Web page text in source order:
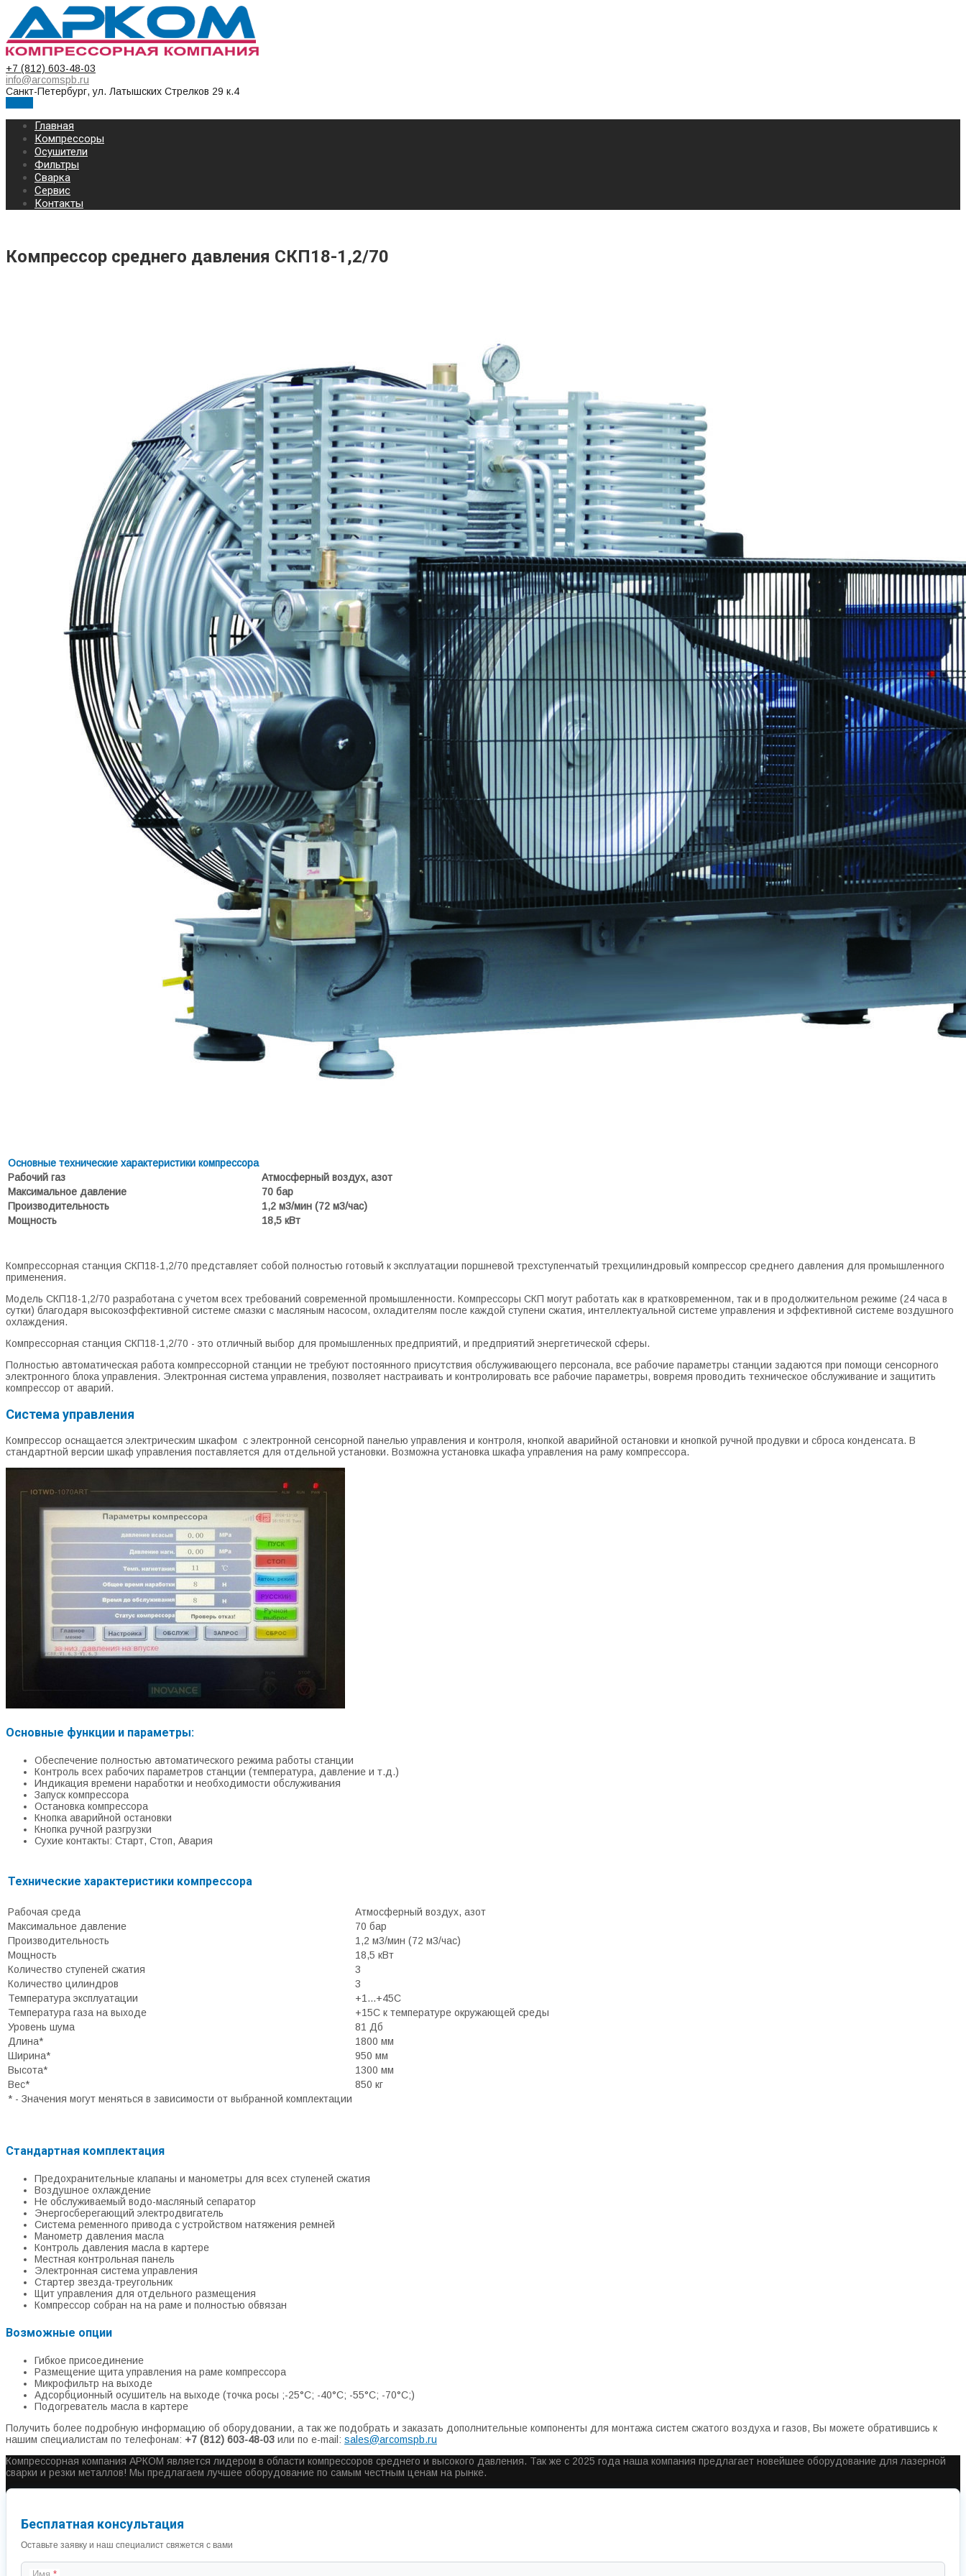
+7 (812) 603-48-03
info@arcomspb.ru
Санкт-Петербург, ул. Латышских Стрелков 29 к.4
Главная
Компрессоры
Осушители
Фильтры
Сварка
Сервис
Контакты
Компрессор среднего давления СКП18-1,2/70
Основные технические характеристики компрессора
Рабочий газ
Атмосферный воздух, азот
Максимальное давление
70 бар
Производительность
1,2 м3/мин (72 м3/час)
Мощность
18,5 кВт
Компрессорная станция СКП18-1,2/70 представляет собой полностью готовый к эксплуатации поршневой трехступенчатый трехцилиндровый компрессор среднего давления для промышленного
применения.
Модель СКП18-1,2/70 разработана с учетом всех требований современной промышленности. Компрессоры СКП могут работать как в кратковременном, так и в продолжительном режиме (24 часа в
сутки) благодаря высокоэффективной системе смазки с масляным насосом, охладителям после каждой ступени сжатия, интеллектуальной системе управления и эффективной системе воздушного
охлаждения.
Компрессорная станция СКП18-1,2/70 - это отличный выбор для промышленных предприятий, и предприятий энергетической сферы.
Полностью автоматическая работа компрессорной станции не требуют постоянного присутствия обслуживающего персонала, все рабочие параметры станции задаются при помощи сенсорного
электронного блока управления. Электронная система управления, позволяет настраивать и контролировать все рабочие параметры, вовремя проводить техническое обслуживание и защитить
компрессор от аварий.
Система управления
Компрессор оснащается электрическим шкафом с электронной сенсорной панелью управления и контроля, кнопкой аварийной остановки и кнопкой ручной продувки и сброса конденсата. В
стандартной версии шкаф управления поставляется для отдельной установки. Возможна установка шкафа управления на раму компрессора.
Основные функции и параметры:
Обеспечение полностью автоматического режима работы станции
Контроль всех рабочих параметров станции (температура, давление и т.д.)
Индикация времени наработки и необходимости обслуживания
Запуск компрессора
Остановка компрессора
Кнопка аварийной остановки
Кнопка ручной разгрузки
Сухие контакты: Старт, Стоп, Авария
Технические характеристики компрессора
Рабочая среда
Атмосферный воздух, азот
Максимальное давление
70 бар
Производительность
1,2 м3/мин (72 м3/час)
Мощность
18,5 кВт
Количество ступеней сжатия
3
Количество цилиндров
3
Температура эксплуатации
+1...+45С
Температура газа на выходе
+15С к температуре окружающей среды
Уровень шума
81 Дб
Длина*
1800 мм
Ширина*
950 мм
Высота*
1300 мм
Вес*
850 кг
* - Значения могут меняться в зависимости от выбранной комплектации
Стандартная комплектация
Предохранительные клапаны и манометры для всех ступеней сжатия
Воздушное охлаждение
Не обслуживаемый водо-масляный сепаратор
Энергосберегающий электродвигатель
Система ременного привода с устройством натяжения ремней
Манометр давления масла
Контроль давления масла в картере
Местная контрольная панель
Электронная система управления
Стартер звезда-треугольник
Щит управления для отдельного размещения
Компрессор собран на на раме и полностью обвязан
Возможные опции
Гибкое присоединение
Размещение щита управления на раме компрессора
Микрофильтр на выходе
Адсорбционный осушитель на выходе (точка росы ;-25°С; -40°С; -55°С; -70°С;)
Подогреватель масла в картере
Получить более подробную информацию об оборудовании, а так же подобрать и заказать дополнительные компоненты для монтажа систем сжатого воздуха и газов, Вы можете обратившись к
нашим специалистам по телефонам: +7 (812) 603-48-03 или по e-mail: sales@arcomspb.ru
Компрессорная компания АРКОМ является лидером в области компрессоров среднего и высокого давления. Так же с 2025 года наша компания предлагает новейшее оборудование для лазерной
сварки и резки металлов! Мы предлагаем лучшее оборудование по самым честным ценам на рынке.
Бесплатная консультация
Оставьте заявку и наш специалист свяжется с вами